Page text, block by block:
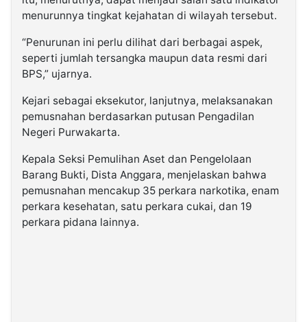
menurunnya tingkat kejahatan di wilayah tersebut.
“Penurunan ini perlu dilihat dari berbagai aspek,
seperti jumlah tersangka maupun data resmi dari
BPS,” ujarnya.
Kejari sebagai eksekutor, lanjutnya, melaksanakan
pemusnahan berdasarkan putusan Pengadilan
Negeri Purwakarta.
Kepala Seksi Pemulihan Aset dan Pengelolaan
Barang Bukti, Dista Anggara, menjelaskan bahwa
pemusnahan mencakup 35 perkara narkotika, enam
perkara kesehatan, satu perkara cukai, dan 19
perkara pidana lainnya.